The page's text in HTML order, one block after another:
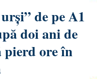
de pe A1
doi ani de
ore în